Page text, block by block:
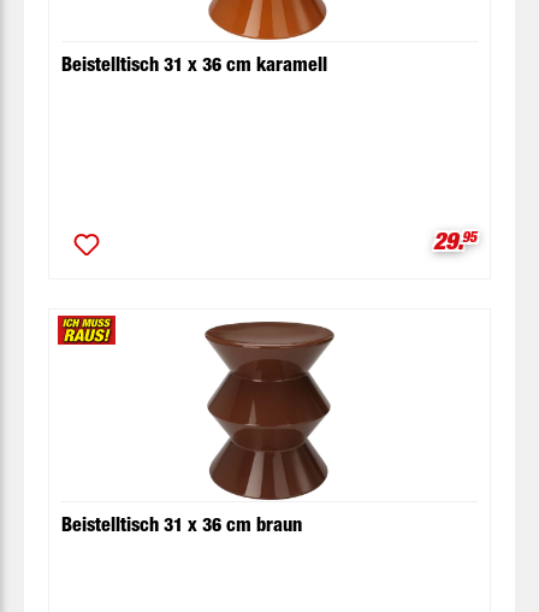
Beistelltisch 31 x 36 cm karamell
29.95
Beistelltisch 31 x 36 cm braun